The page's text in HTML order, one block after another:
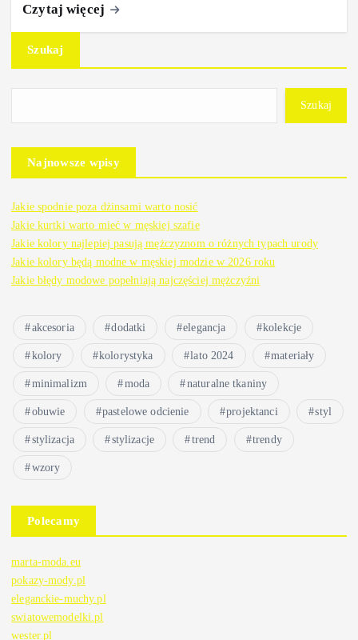
Czytaj więcej
Szukaj
Szukaj
Najnowsze wpisy
Jakie spodnie poza dżinsami warto nosić
Jakie kurtki warto mieć w męskiej szafie
Jakie kolory najlepiej pasują mężczyznom o różnych typach urody
Jakie kolory będą modne w męskiej modzie w 2026 roku
Jakie błędy modowe popełniają najczęściej mężczyźni
akcesoria dodatki elegancja kolekcje
kolory kolorystyka lato 2024 materiały
minimalizm moda naturalne tkaniny
obuwie pastelowe odcienie projektanci styl
stylizacja stylizacje trend trendy
wzory
Polecamy
marta-moda.eu
pokazy-mody.pl
eleganckie-muchy.pl
swiatowemodelki.pl
wester.pl